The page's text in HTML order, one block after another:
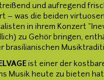
und aufregend
– was die beiden virtuosen
in ihrem Konzert
zu Gehör bringen,
brasilianischen
ist einer der
Musik heute zu bieten